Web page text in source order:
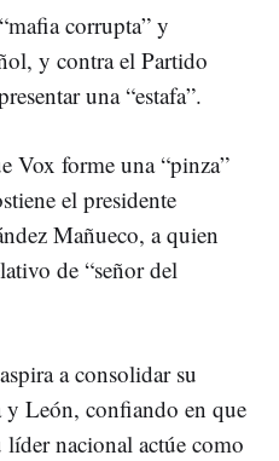
corrupta” y
y contra el Partido
una “estafa”.
Vox forme una “pinza”
el presidente
Mañueco, a quien
de “señor del
a consolidar su
y León, confiando en que
líder nacional actúe como